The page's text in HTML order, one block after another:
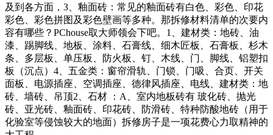
及到各方面，3、釉面砖：常见的釉面砖有白色、彩色、印花
彩色、彩色拼图及彩色壁画等多种。那拆修材料清单的次要内
容有哪些？PChouse取大师领会下吧。1、建材类：地砖、油
漆、踢脚线、地板、涂料、石膏线、细木匠板、石膏板、杉木
条、多层板、单压板、防火板、钉、木线、门、脚线、铝塑扣
板（沉点）4、五金类：窗帘滑轨、门锁、门吸、合页、开关
面板、电源插座、空调插座、德律风插座、电线、建材类：地
砖、墙砖、吊顶2、石材 ：A、室内地板砖有 玻化砖、抛光
砖、亚光砖、釉面砖、印花砖、防滑砖、特种防酸地砖（用于
化验室等侵蚀较大的地面）拆修房子是一项花费心力取精神的